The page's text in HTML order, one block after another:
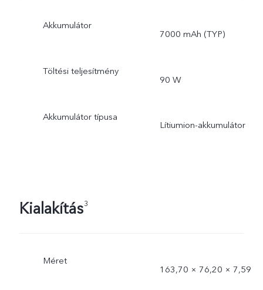
Akkumulátor
7000 mAh (TYP)
Töltési teljesítmény
90 W
Akkumulátor típusa
Lítiumion-akkumulátor
Kialakítás3
Méret
163,70 × 76,20 × 7,59